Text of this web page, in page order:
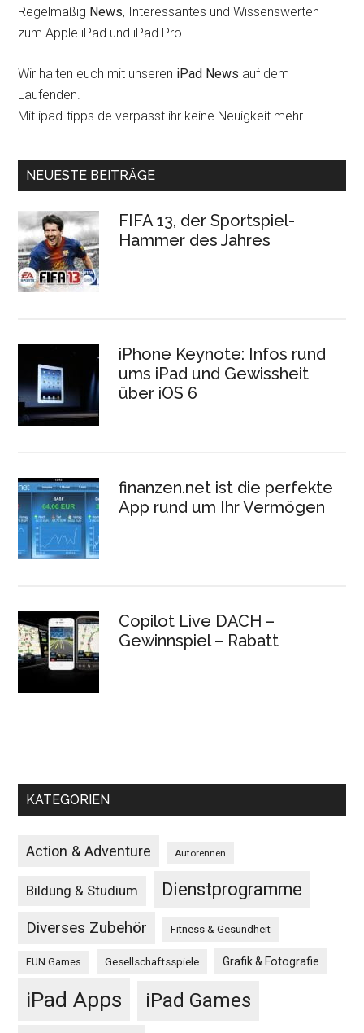
Regelmäßig News, Interessantes und Wissenswerten
zum Apple iPad und iPad Pro
Wir halten euch mit unseren iPad News auf dem
Laufenden.
Mit ipad-tipps.de verpasst ihr keine Neuigkeit mehr.
NEUESTE BEITRÄGE
FIFA 13, der Sportspiel-
Hammer des Jahres
iPhone Keynote: Infos rund
ums iPad und Gewissheit
über iOS 6
finanzen.net ist die perfekte
App rund um Ihr Vermögen
Copilot Live DACH –
Gewinnspiel – Rabatt
KATEGORIEN
Action & Adventure Autorennen
Bildung & Studium Dienstprogramme
Diverses Zubehör Fitness & Gesundheit
FUN Games Gesellschaftsspiele Grafik & Fotografie
iPad Apps iPad Games